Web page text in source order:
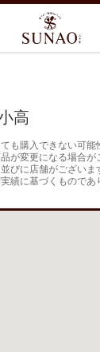
高
も購入できない可能
が変更になる場合が
びに店舗がございま
績に基づくもので